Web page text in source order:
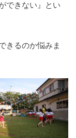
できない』とい
きるのか悩みま